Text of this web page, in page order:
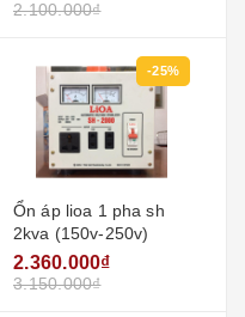
2.100.000₫
-25%
Ổn áp lioa 1 pha sh
2kva (150v-250v)
2.360.000₫
3.150.000₫